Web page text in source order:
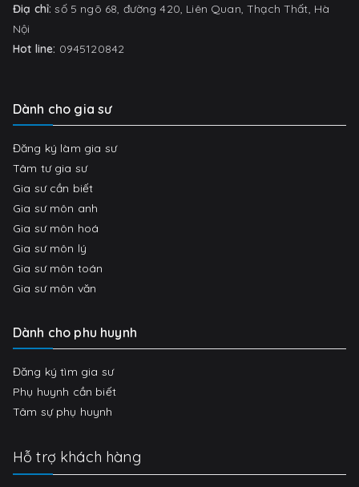
Điạ chỉ:số 5 ngõ 68, đường 420, Liên Quan, Thạch Thất, Hà
Nội
Hot line: 0945120842
Dành cho gia sư
Đăng ký làm gia sư
Tâm tư gia sư
Gia sư cần biết
Gia sư môn anh
Gia sư môn hoá
Gia sư môn lý
Gia sư môn toán
Gia sư môn văn
Dành cho phu huynh
Đăng ký tìm gia sư
Phụ huynh cần biết
Tâm sự phụ huynh
Hỗ trợ khách hàng